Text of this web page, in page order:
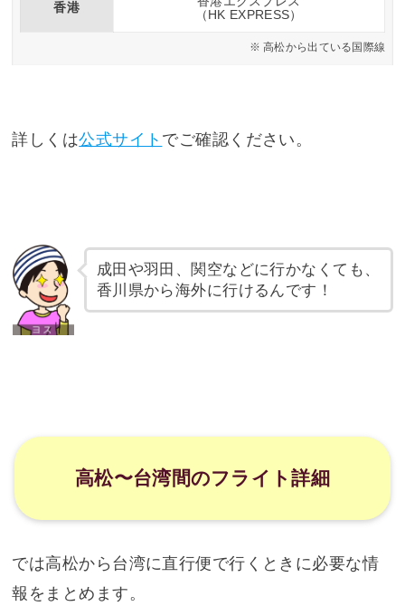
香港
（HK EXPRESS）
高松から出ている国際線
詳しくは公式サイト でご確認ください。
成田や羽田、関空などに行かなくても、
香川県から海外に行けるんです！
高松〜台湾間のフライト詳細
では高松から台湾に直行便で行くときに必要な情
報をまとめます。